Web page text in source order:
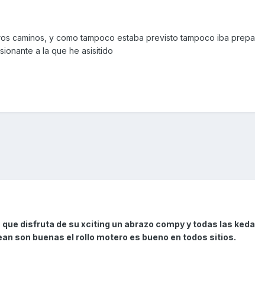
caminos, y como tampoco estaba previsto tampoco iba
a la que he asisitido
que disfruta de su xciting un abrazo compy y todas las
son buenas el rollo motero es bueno en todos sitios.